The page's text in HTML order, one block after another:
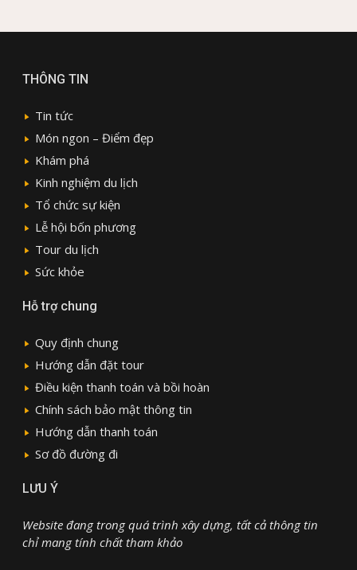
THÔNG TIN
Tin tức
Món ngon – Điểm đẹp
Khám phá
Kinh nghiệm du lịch
Tổ chức sự kiện
Lễ hội bốn phương
Tour du lịch
Sức khỏe
Hỗ trợ chung
Quy định chung
Hướng dẫn đặt tour
Điều kiện thanh toán và bồi hoàn
Chính sách bảo mật thông tin
Hướng dẫn thanh toán
Sơ đồ đường đi
LƯU Ý
Website đang trong quá trình xây dựng, tất cả thông tin
chỉ mang tính chất tham khảo